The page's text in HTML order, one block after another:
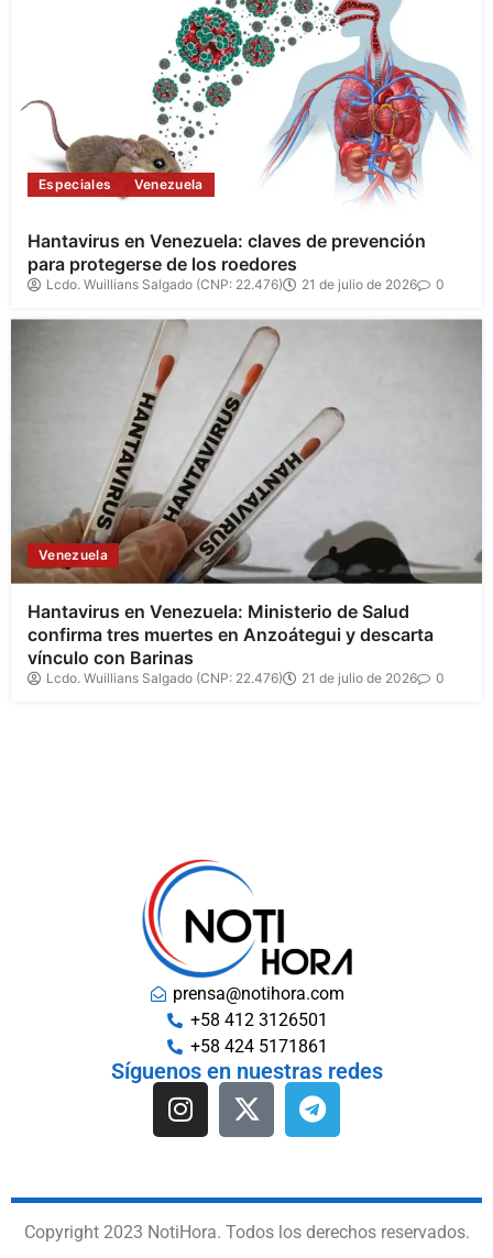
Especiales Venezuela
Hantavirus en Venezuela: claves de prevención
para protegerse de los roedores
Lcdo. Wuillians Salgado (CNP: 22.476) 21 de julio de 2026 0
Venezuela
Hantavirus en Venezuela: Ministerio de Salud
confirma tres muertes en Anzoátegui y descarta
vínculo con Barinas
Lcdo. Wuillians Salgado (CNP: 22.476) 21 de julio de 2026 0
prensa@notihora.com
+58 412 3126501
+58 424 5171861
Síguenos en nuestras redes
Copyright 2023 NotiHora. Todos los derechos reservados.